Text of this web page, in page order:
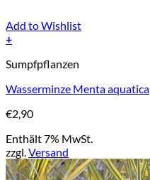
Add to Wishlist
+
Sumpfpflanzen
Wasserminze Menta aquatica
€2,90
Enthält 7% MwSt.
zzgl.Versand